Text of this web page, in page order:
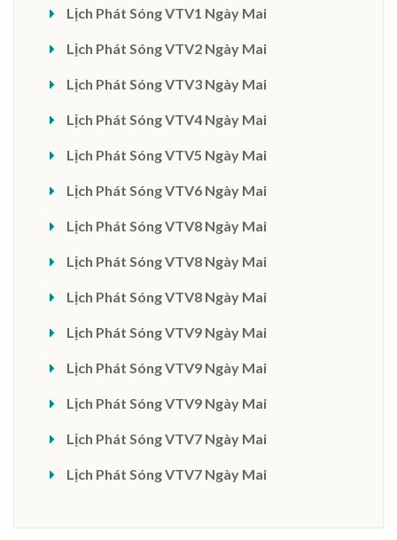
Lịch Phát Sóng VTV1 Ngày Mai
Lịch Phát Sóng VTV2 Ngày Mai
Lịch Phát Sóng VTV3 Ngày Mai
Lịch Phát Sóng VTV4 Ngày Mai
Lịch Phát Sóng VTV5 Ngày Mai
Lịch Phát Sóng VTV6 Ngày Mai
Lịch Phát Sóng VTV8 Ngày Mai
Lịch Phát Sóng VTV8 Ngày Mai
Lịch Phát Sóng VTV8 Ngày Mai
Lịch Phát Sóng VTV9 Ngày Mai
Lịch Phát Sóng VTV9 Ngày Mai
Lịch Phát Sóng VTV9 Ngày Mai
Lịch Phát Sóng VTV7 Ngày Mai
Lịch Phát Sóng VTV7 Ngày Mai